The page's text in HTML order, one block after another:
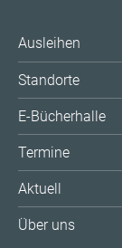
Ausleihen
Standorte
E-Bücherhalle
Termine
Aktuell
Über uns